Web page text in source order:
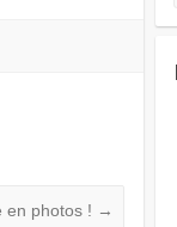
en photos ! →